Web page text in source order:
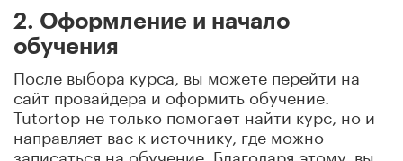
2. Оформление и начало
обучения
После выбора курса, вы можете перейти на
сайт провайдера и оформить обучение.
Tutortop не только помогает найти курс, но и
направляет вас к источнику, где можно
записаться на обучение. Благодаря этому, вы